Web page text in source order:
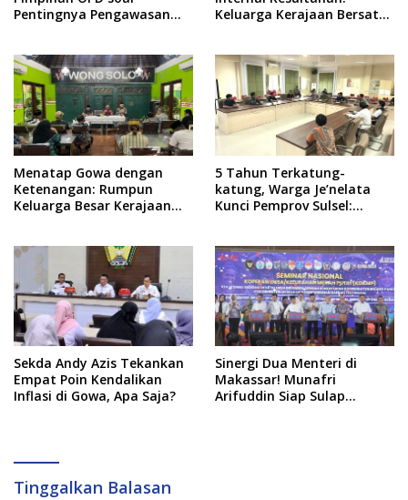
Pentingnya Pengawasan
Keluarga Kerajaan Bersatu
Menatap Gowa dengan
Ketenangan: Rumpun
Keluarga Besar Kerajaan
Jalur Musyawarah,
Ingatkan Soal Adat dan
Adab
5 Tahun Terkatung-
katung, Warga Je’nelata
Kunci Pemprov Sulsel:
Sekda Andy Azis Tekankan
Empat Poin Kendalikan
Inflasi di Gowa, Apa Saja?
Sinergi Dua Menteri di
Makassar! Munafri
Arifuddin Siap Sulap
Tinggalkan Balasan